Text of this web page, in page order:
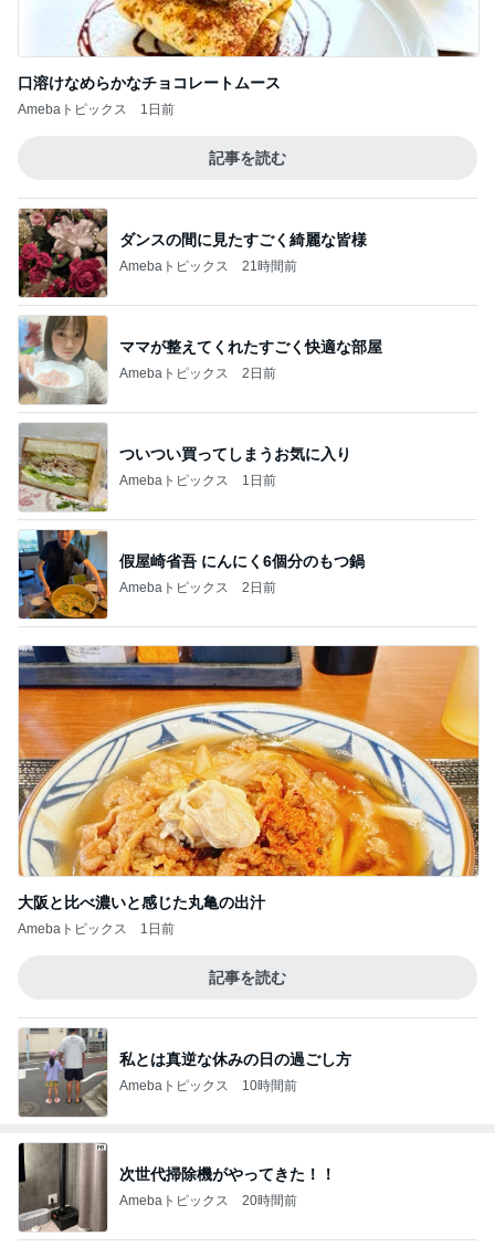
口溶けなめらかなチョコレートムース
Amebaトピックス 1日前
記事を読む
ダンスの間に見たすごく綺麗な皆様
Amebaトピックス 21時間前
ママが整えてくれたすごく快適な部屋
Amebaトピックス 2日前
ついつい買ってしまうお気に入り
Amebaトピックス 1日前
假屋崎省吾 にんにく6個分のもつ鍋
Amebaトピックス 2日前
大阪と比べ濃いと感じた丸亀の出汁
Amebaトピックス 1日前
記事を読む
私とは真逆な休みの日の過ごし方
Amebaトピックス 10時間前
次世代掃除機がやってきた！！
Amebaトピックス 20時間前